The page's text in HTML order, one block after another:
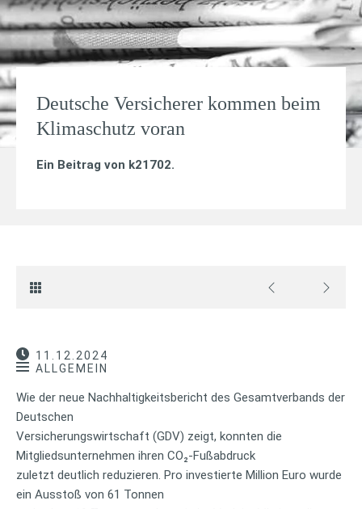
Deutsche Versicherer kommen beim
Klimaschutz voran
Ein Beitrag von k21702.
11.12.2024
ALLGEMEIN
Wie der neue Nachhaltigkeitsbericht des Gesamtverbands der
Deutschen
Versicherungswirtschaft (GDV) zeigt, konnten die
Mitgliedsunternehmen ihren CO₂-Fußabdruck
zuletzt deutlich reduzieren. Pro investierte Million Euro wurde
ein Ausstoß von 61 Tonnen